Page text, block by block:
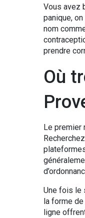
Vous avez
panique,
nom
prendre
Où
Le premier
Une fois le
la forme
ligne